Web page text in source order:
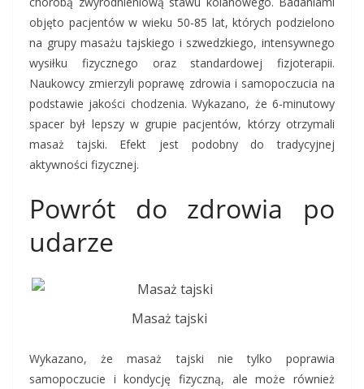
objęto pacjentów w wieku 50-85 lat, których podzielono
na grupy masażu tajskiego i szwedzkiego, intensywnego
wysiłku fizycznego oraz standardowej fizjoterapii.
Naukowcy zmierzyli poprawę zdrowia i samopoczucia na
podstawie jakości chodzenia. Wykazano, że 6-minutowy
spacer był lepszy w grupie pacjentów, którzy otrzymali
masaż tajski. Efekt jest podobny do tradycyjnej
aktywności fizycznej.
Powrót do zdrowia po
udarze
Masaż tajski
Wykazano, że masaż tajski nie tylko poprawia
samopoczucie i kondycję fizyczną, ale może również